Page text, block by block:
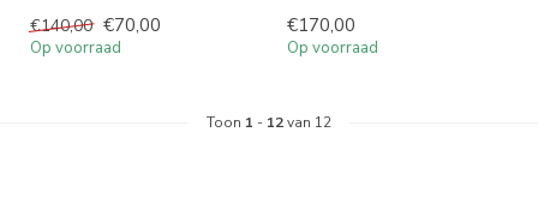
€140,00 €70,00
Op voorraad
€170,00
Op voorraad
Toon 1 - 12van 12